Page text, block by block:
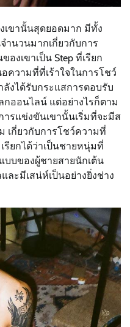
เขานั้นสุดยอดมาก มีทั้ง
ำนวนมากเกี่ยวกับการ
องเขาเป็น Step ที่เรียก
ความที่ที่เร้าใจในการโชว์
งได้รับกระแสการตอบรับ
ออนไลน์ แต่อย่างไรก็ตาม
รแข่งขันเขานั้นเริ่มที่จะมีส
เกี่ยวกับการโชว์ความที่
รียกได้ว่าเป็นชายหนุ่มที่
บบของผู้ชายสายนักเต้น
ละมีเสน่ห์เป็นอย่างยิ่งช่าง